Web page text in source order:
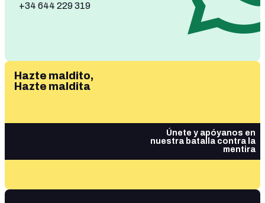
+34 644 229 319
Hazte maldito,
Hazte maldita
Únete y apóyanos en
nuestra batalla contra la
mentira